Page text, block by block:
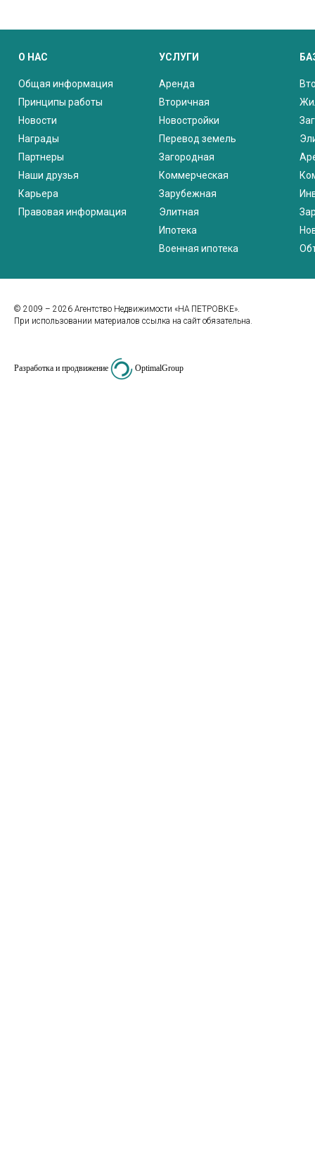
О НАС
Общая информация
Принципы работы
Новости
Награды
Партнеры
Наши друзья
Карьера
Правовая информация
УСЛУГИ
Аренда
Вторичная
Новостройки
Перевод земель
Загородная
Коммерческая
Зарубежная
Элитная
Ипотека
Военная ипотека
© 2009 – 2026 Агентство Недвижимости «НА ПЕТРОВКЕ».
При использовании материалов ссылка на сайт обязательна.
Разработка и продвижение OptimalGroup